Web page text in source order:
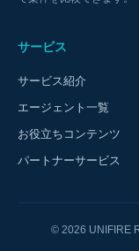
サービス
サービス紹介
エージェント一覧
お役立ちコンテンツ
パートナーサービス
© 2026 UNIFIRE